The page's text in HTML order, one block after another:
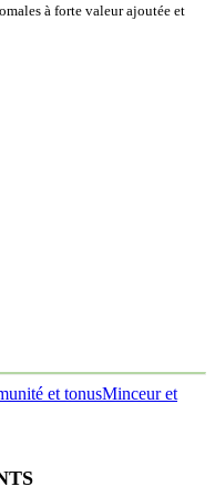
à forte valeur ajoutée et
et tonusMinceur et